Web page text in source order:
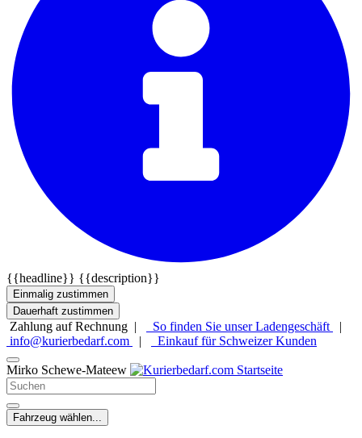
{{headline}} {{description}}
Einmalig zustimmen
Dauerhaft zustimmen
Zahlung auf Rechnung | So finden Sie unser Ladengeschäft
|
info@kurierbedarf.com
| Einkauf für Schweizer Kunden
Mirko Schewe-Mateew
Fahrzeug wählen...